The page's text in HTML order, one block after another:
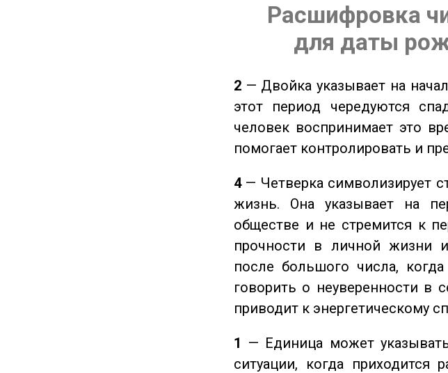
Расшифровка
для даты
2 — Двойка указывает на
этот период чередуются
человек воспринимает это
помогает контролировать и
4— Четверка символизирует
жизнь. Она указывает на
обществе и не стремится к
прочности в личной жизни и
после большого числа,
говорить о неуверенности в
приводит к энергетическому
1 — Единица может
ситуации, когда приходится